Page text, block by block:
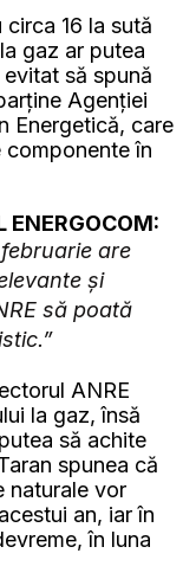
16 la sută
gaz ar putea
să spună
Agenției
Energetică, care
componente în
ENERGOCOM:
are
și
să poată
ANRE
la gaz, însă
să achite
spunea că
naturale vor
an, iar în
în luna